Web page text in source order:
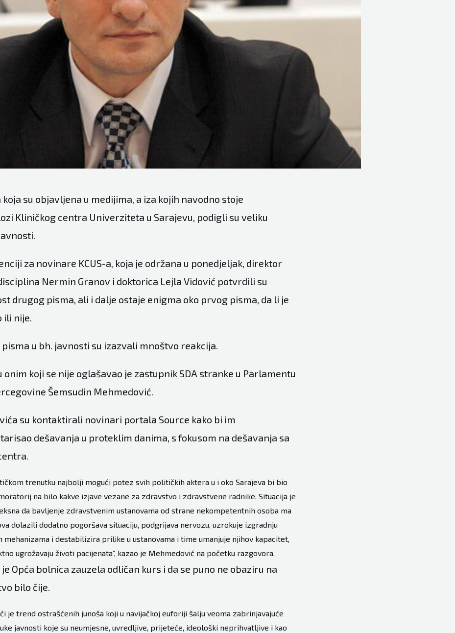
koja su objavljena u medijima, a iza kojih navodno stoje
Kliničkog centra Univerziteta u Sarajevu, podigli su veliku
za novinare KCUS-a, koja je održana u ponedjeljak, direktor
Nermin Granov i doktorica Lejla Vidović potvrdili su
drugog pisma, ali i dalje ostaje enigma oko prvog pisma, da li je
ili nije.
pisma u bh. javnosti su izazvali mnoštvo reakcija.
onim koji se nije oglašavao je zastupnik SDA stranke u Parlamentu
Šemsudin Mehmedović.
su kontaktirali novinari portala Source kako bi im
dešavanja u proteklim danima, s fokusom na dešavanja sa
trenutku najbolji mogući potez svih političkih aktera u i oko Sarajeva bi bio
na bilo kakve izjave vezane za zdravstvo i zdravstvene radnike. Situacija je
da bavljenje zdravstvenim ustanovama od strane nekompetentnih osoba ma
dolazili dodatno pogoršava situaciju, podgrijava nervozu, uzrokuje izgradnju
mehanizama i destabilizira prilike u ustanovama i time umanjuje njihov kapacitet,
ugrožavaju životi pacijenata”, kazao je Mehmedović na početku razgovora.
Opća bolnica zauzela odličan kurs i da se puno ne obaziru na
bilo čije.
je trend ostrašćenih junoša koji u navijačkoj euforiji šalju veoma zabrinjavajuće
javnosti koje su neumjesne, uvredljive, prijeteće, ideološki neprihvatljive i kao